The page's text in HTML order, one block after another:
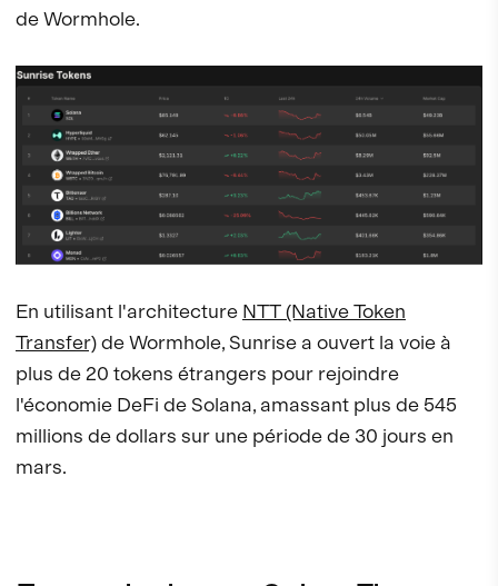
de Wormhole.
En utilisant l'architecture NTT (Native Token
Transfer)de Wormhole, Sunrise a ouvert la voie à
plus de 20 tokens étrangers pour rejoindre
l'économie DeFi de Solana, amassant plus de 545
millions de dollars sur une période de 30 jours en
mars.